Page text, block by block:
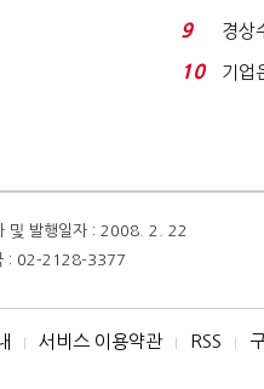
7%…
9
경상
억달
10
기업
및 발행일자 : 2008. 2. 22
: 02-2128-3377
I 서비스 이용약관 I RSS I